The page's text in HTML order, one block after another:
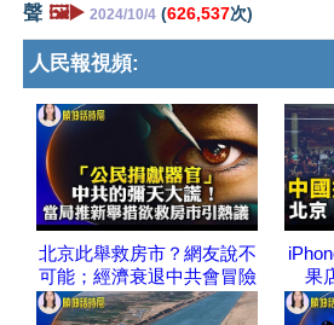
聲 🖼️▶️ 2024/10/4 (626,537次)
人民報視頻:
北京此舉救房市？網友說不
可能；經濟衰退中共會冒險
果